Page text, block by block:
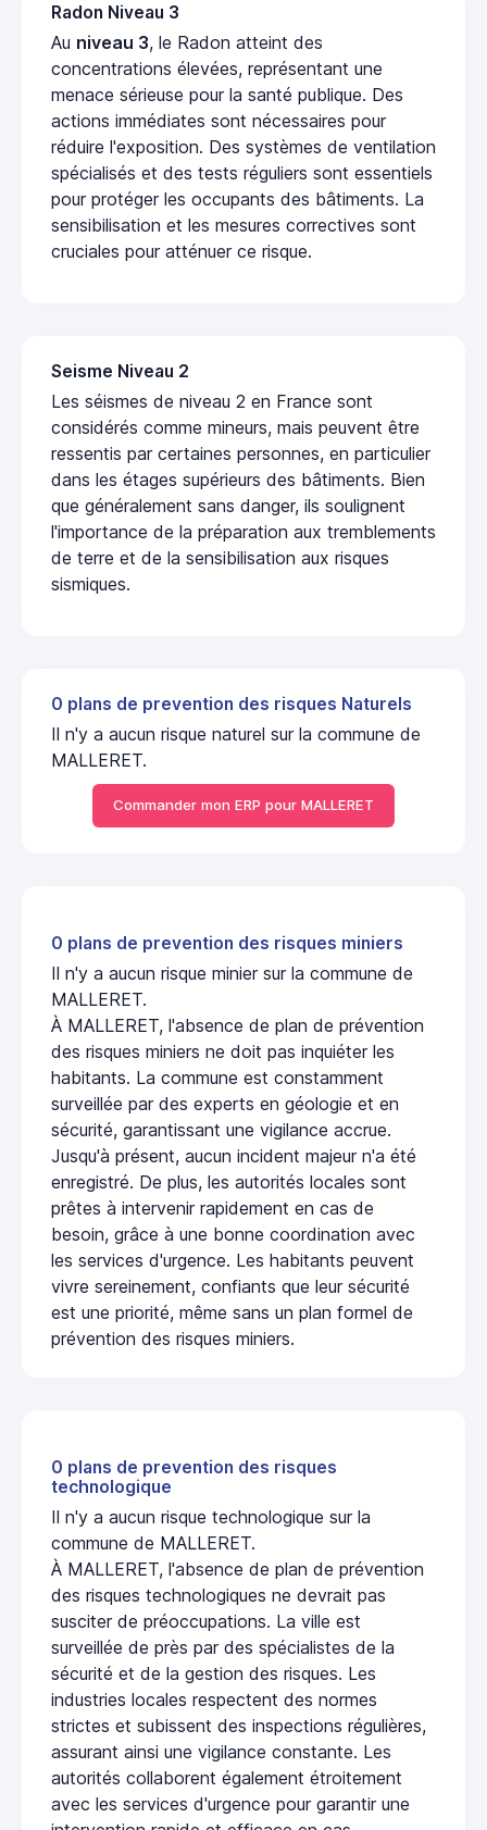
Radon Niveau 3
Au niveau 3, le Radon atteint des
concentrations élevées, représentant une
menace sérieuse pour la santé publique. Des
actions immédiates sont nécessaires pour
réduire l'exposition. Des systèmes de ventilation
spécialisés et des tests réguliers sont essentiels
pour protéger les occupants des bâtiments. La
sensibilisation et les mesures correctives sont
cruciales pour atténuer ce risque.
Seisme Niveau 2
Les séismes de niveau 2 en France sont
considérés comme mineurs, mais peuvent être
ressentis par certaines personnes, en particulier
dans les étages supérieurs des bâtiments. Bien
que généralement sans danger, ils soulignent
l'importance de la préparation aux tremblements
de terre et de la sensibilisation aux risques
sismiques.
0 plans de prevention des risques Naturels
Il n'y a aucun risque naturel sur la commune de
MALLERET.
Commander mon ERP pour MALLERET
0 plans de prevention des risques miniers
Il n'y a aucun risque minier sur la commune de
MALLERET.
À MALLERET, l'absence de plan de prévention
des risques miniers ne doit pas inquiéter les
habitants. La commune est constamment
surveillée par des experts en géologie et en
sécurité, garantissant une vigilance accrue.
Jusqu'à présent, aucun incident majeur n'a été
enregistré. De plus, les autorités locales sont
prêtes à intervenir rapidement en cas de
besoin, grâce à une bonne coordination avec
les services d'urgence. Les habitants peuvent
vivre sereinement, confiants que leur sécurité
est une priorité, même sans un plan formel de
prévention des risques miniers.
0 plans de prevention des risques
technologique
Il n'y a aucun risque technologique sur la
commune de MALLERET.
À MALLERET, l'absence de plan de prévention
des risques technologiques ne devrait pas
susciter de préoccupations. La ville est
surveillée de près par des spécialistes de la
sécurité et de la gestion des risques. Les
industries locales respectent des normes
strictes et subissent des inspections régulières,
assurant ainsi une vigilance constante. Les
autorités collaborent également étroitement
avec les services d'urgence pour garantir une